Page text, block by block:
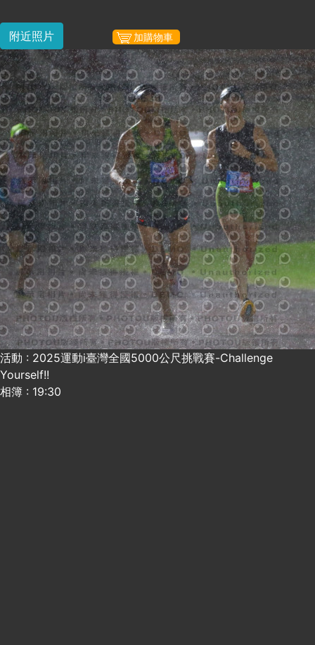
附近照片 加購物車
活動 : 2025運動i臺灣全國5000公尺挑戰賽-Challenge
Yourself!!
相簿 : 19:30